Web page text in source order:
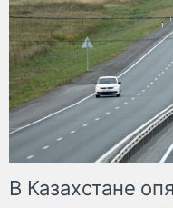
В Казахстане